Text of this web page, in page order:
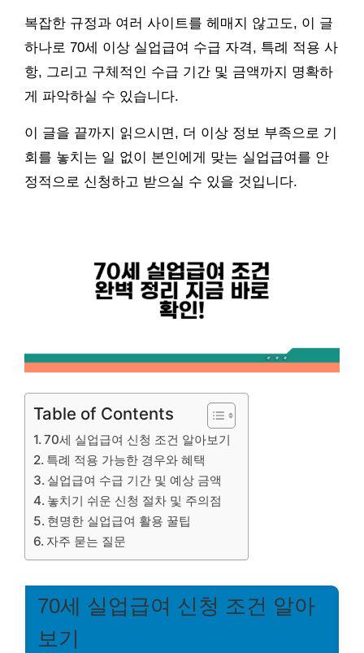
복잡한 규정과 여러 사이트를 헤매지 않고도, 이 글
하나로 70세 이상 실업급여 수급 자격, 특례 적용 사
항, 그리고 구체적인 수급 기간 및 금액까지 명확하
게 파악하실 수 있습니다.
이 글을 끝까지 읽으시면, 더 이상 정보 부족으로 기
회를 놓치는 일 없이 본인에게 맞는 실업급여를 안
정적으로 신청하고 받으실 수 있을 것입니다.
Table of Contents
70세 실업급여 신청 조건 알아보기
특례 적용 가능한 경우와 혜택
실업급여 수급 기간 및 예상 금액
놓치기 쉬운 신청 절차 및 주의점
현명한 실업급여 활용 꿀팁
자주 묻는 질문
70세 실업급여 신청 조건 알아
보기